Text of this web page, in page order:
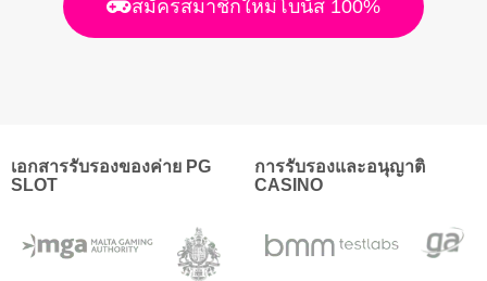
สมัครสมาชิกใหม่โบนัส 100%
เอกสารรับรองของค่าย PG
SLOT
การรับรองและอนุญาติ
CASINO